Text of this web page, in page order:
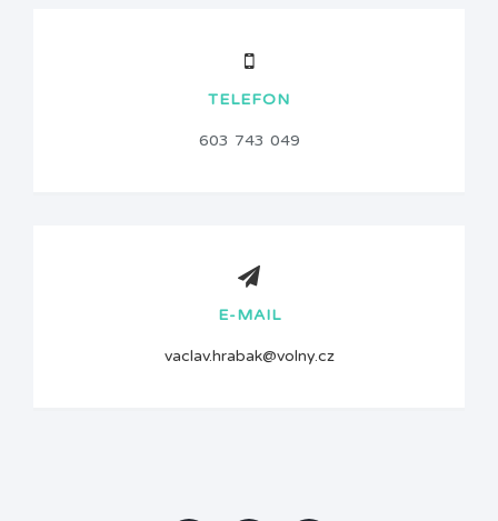
TELEFON
603 743 049
E-MAIL
vaclav.hrabak@volny.cz